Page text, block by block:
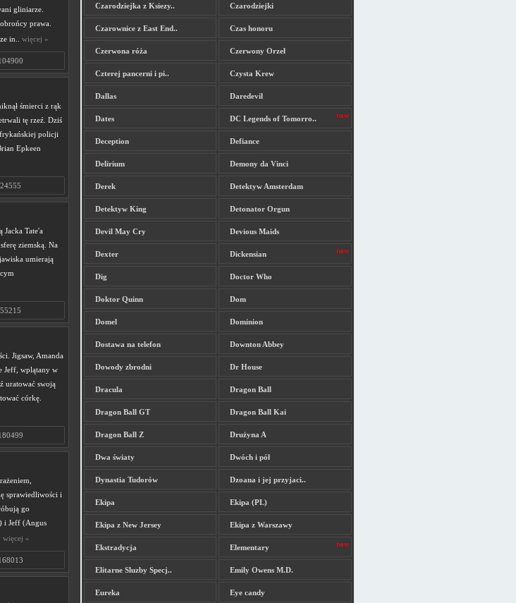
gliniarze.
prawa.
in.. więcej »
śmierci z rąk
tę rzeź. Dziś
policji
Epkeen
Tate'a
ziemską. Na
umierają
Jigsaw, Amanda
Jeff, wplątany w
uratować swoją
córkę.
sprawiedliwości i
go
i Jeff (Angus
więcej »
Czarodziejka z Ksiezy.. Czarodziejki
Czarownice z East End.. Czas honoru
Czerwona róża Czerwony Orzeł
Czterej pancerni i pi.. Czysta Krew
Dallas Daredevil
Dates DC Legends of Tomorro..
Deception Defiance
Delirium Demony da Vinci
Derek Detektyw Amsterdam
Detektyw King Detonator Orgun
Devil May Cry Devious Maids
Dexter Dickensian
Dig Doctor Who
Doktor Quinn Dom
Domel Dominion
Dostawa na telefon Downton Abbey
Dowody zbrodni Dr House
Dracula Dragon Ball
Dragon Ball GT Dragon Ball Kai
Dragon Ball Z Drużyna A
Dwa światy Dwóch i pół
Dynastia Tudorów Dzoana i jej przyjaci..
Ekipa Ekipa (PL)
Ekipa z New Jersey Ekipa z Warszawy
Ekstradycja Elementary
Elitarne Sluzby Specj.. Emily Owens M.D.
Eureka Eye candy